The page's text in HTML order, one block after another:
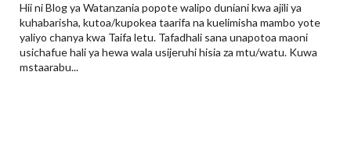
Hii ni Blog ya Watanzania popote walipo duniani kwa ajili ya
kuhabarisha, kutoa/kupokea taarifa na kuelimisha mambo yote
yaliyo chanya kwa Taifa letu. Tafadhali sana unapotoa maoni
usichafue hali ya hewa wala usijeruhi hisia za mtu/watu. Kuwa
mstaarabu...